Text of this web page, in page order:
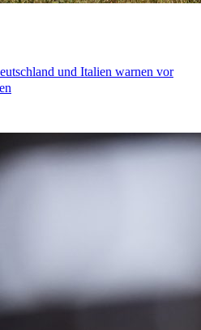
und Italien warnen vor